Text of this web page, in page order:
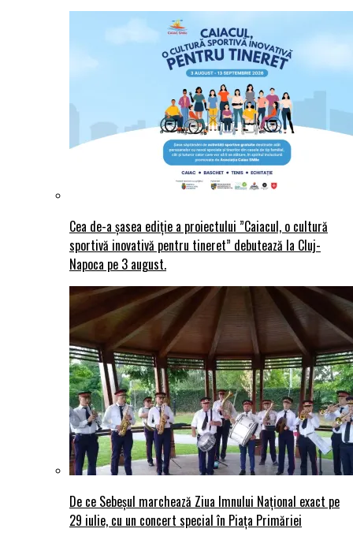
Cea de-a șasea ediție a proiectului ”Caiacul, o cultură
sportivă inovativă pentru tineret” debutează la Cluj-
Napoca pe 3 august.
De ce Sebeșul marchează Ziua Imnului Național exact pe
29 iulie, cu un concert special în Piața Primăriei